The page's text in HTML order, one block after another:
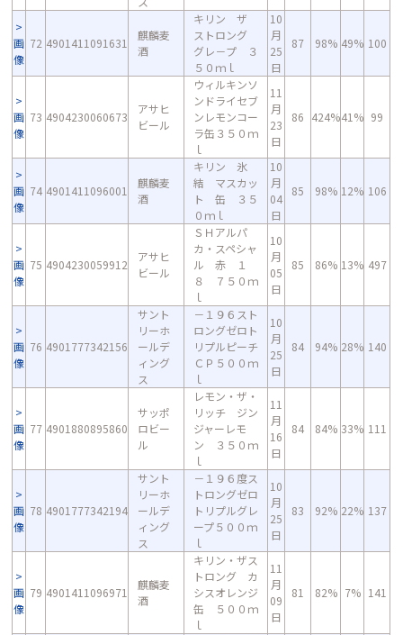
画
像
72 4901411091631
麒麟麦
酒
キリン ザ
ストロング
グレ－プ ３
５０ｍｌ
10
月
25
日
87 98% 49% 100
画
像
73 4904230060673
アサヒ
ビール
ウィルキンソ
ンドライセブ
ンレモンコー
ラ缶３５０ｍ
ｌ
11
月
23
日
86 424%41% 99
画
像
74 4901411096001
麒麟麦
酒
キリン 氷
結 マスカッ
ト 缶 ３５
０ｍｌ
10
月
04
日
85 98% 12% 106
画
像
75 4904230059912
アサヒ
ビール
ＳＨアルパ
カ・スペシャ
ル 赤 １
８ ７５０ｍ
ｌ
10
月
05
日
85 86% 13% 497
画
像
76 4901777342156
サント
リーホ
ールデ
ィング
ス
－１９６スト
ロングゼロト
リプルピーチ
ＣＰ５００ｍ
ｌ
10
月
25
日
84 94% 28% 140
画
像
77 4901880895860
サッポ
ロビー
ル
レモン・ザ・
リッチ ジン
ジャーレモ
ン ３５０ｍ
ｌ
11
月
16
日
84 84% 33% 111
画
像
78 4901777342194
サント
リーホ
ールデ
ィング
ス
－１９６度ス
トロングゼロ
トリプルグレ
ープ５００ｍ
ｌ
10
月
25
日
83 92% 22% 137
画
像
79 4901411096971
麒麟麦
酒
キリン・ザス
トロング カ
シスオレンジ
缶 ５００ｍ
ｌ
11
月
09
日
81 82% 7% 141